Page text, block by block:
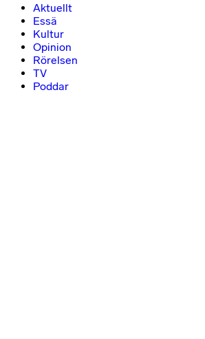
Aktuellt
Essä
Kultur
Opinion
Rörelsen
TV
Poddar